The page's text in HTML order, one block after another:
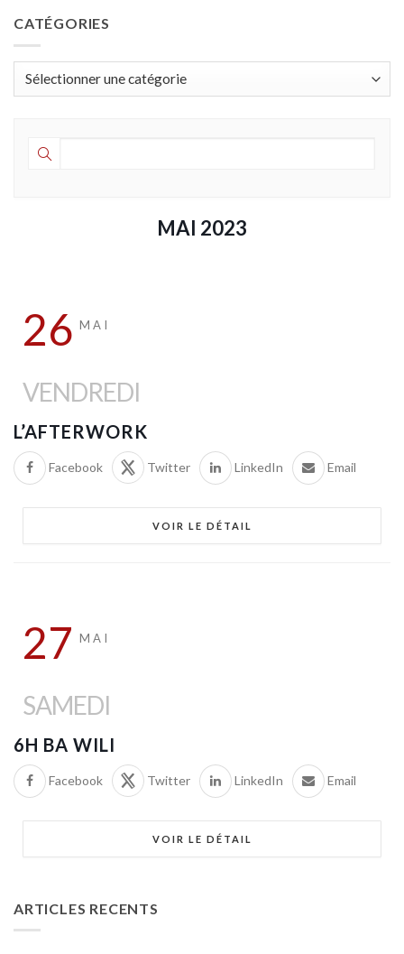
CATÉGORIES
Catégories
MAI 2023
26 MAI
VENDREDI
L’AFTERWORK
Facebook Twitter LinkedIn Email
VOIR LE DÉTAIL
27 MAI
SAMEDI
6H BA WILI
Facebook Twitter LinkedIn Email
VOIR LE DÉTAIL
ARTICLES RECENTS